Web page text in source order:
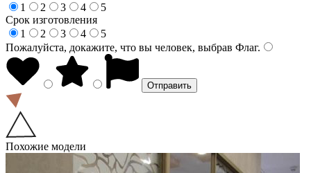
1
2 3 4
5
Срок изготовления
1
2 3 4
5
Пожалуйста, докажите, что вы человек, выбрав Флаг.
Похожие модели